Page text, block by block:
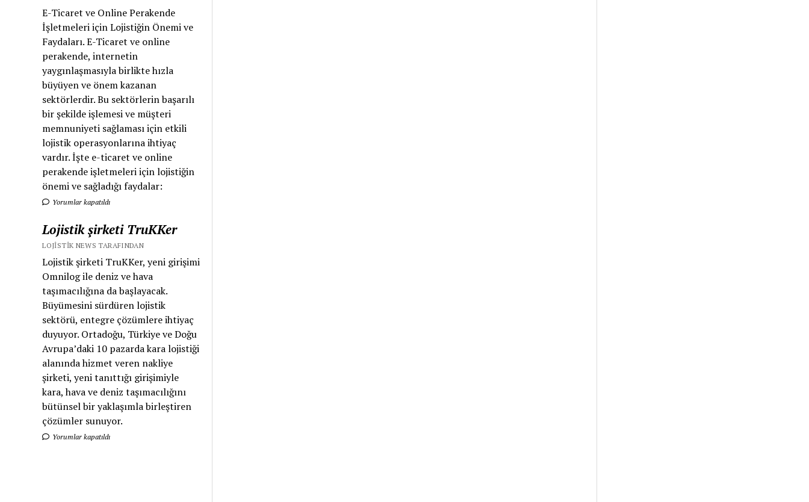
E-Ticaret ve Online Perakende
İşletmeleri için Lojistiğin Önemi ve
Faydaları. E-Ticaret ve online
perakende, internetin
yaygınlaşmasıyla birlikte hızla
büyüyen ve önem kazanan
sektörlerdir. Bu sektörlerin başarılı
bir şekilde işlemesi ve müşteri
memnuniyeti sağlaması için etkili
lojistik operasyonlarına ihtiyaç
vardır. İşte e-ticaret ve online
perakende işletmeleri için lojistiğin
önemi ve sağladığı faydalar:
Yorumlar kapatıldı
Lojistik şirketi TruKKer
LOJISTIK NEWS TARAFINDAN
Lojistik şirketi TruKKer, yeni girişimi
Omnilog ile deniz ve hava
taşımacılığına da başlayacak.
Büyümesini sürdüren lojistik
sektörü, entegre çözümlere ihtiyaç
duyuyor. Ortadoğu, Türkiye ve Doğu
Avrupa’daki 10 pazarda kara lojistiği
alanında hizmet veren nakliye
şirketi, yeni tanıttığı girişimiyle
kara, hava ve deniz taşımacılığını
bütünsel bir yaklaşımla birleştiren
çözümler sunuyor.
Yorumlar kapatıldı